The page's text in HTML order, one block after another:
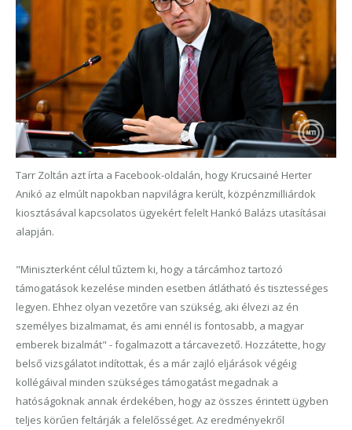
Tarr Zoltán azt írta a Facebook-oldalán, hogy Krucsainé Herter
Anikó az elmúlt napokban napvilágra került, közpénzmilliárdok
kiosztásával kapcsolatos ügyekért felelt Hankó Balázs utasításai
alapján.
"Miniszterként célul tűztem ki, hogy a tárcámhoz tartozó
támogatások kezelése minden esetben átlátható és tisztességes
legyen. Ehhez olyan vezetőre van szükség, aki élvezi az én
személyes bizalmamat, és ami ennél is fontosabb, a magyar
emberek bizalmát" - fogalmazott a tárcavezető. Hozzátette, hogy
belső vizsgálatot indítottak, és a már zajló eljárások végéig
kollégáival minden szükséges támogatást megadnak a
hatóságoknak annak érdekében, hogy az összes érintett ügyben
teljes körűen feltárják a felelősséget. Az eredményekről